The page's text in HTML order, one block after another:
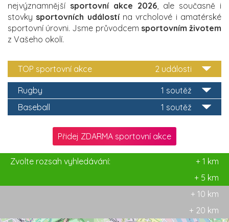
nejvýznamnější sportovní akce 2026, ale současně i
stovky sportovních událostína vrcholové i amatérské
sportovní úrovni. Jsme průvodcem sportovním životem
z Vašeho okolí.
2 události
TOP sportovní akce
1 soutěž
Rugby
1 soutěž
Baseball
Přidej ZDARMA sportovní akce
Zvolte rozsah vyhledávání:
+ 1 km
+ 5 km
+ 10 km
+ 20 km